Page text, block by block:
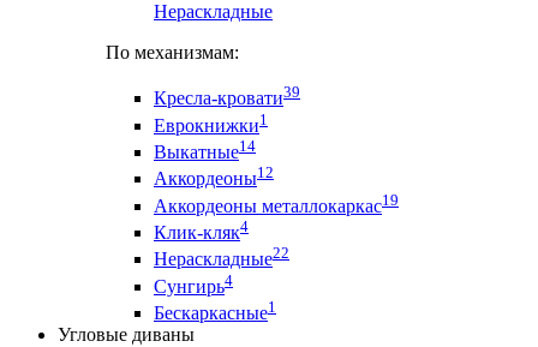
Нераскладные
По механизмам:
Кресла-кровати39
Еврокнижки1
Выкатные14
Аккордеоны12
Аккордеоны металлокаркас19
Клик-кляк4
Нераскладные22
Сунгирь4
Бескаркасные1
Угловые диваны